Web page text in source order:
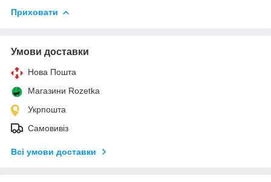
Приховати
Умови доставки
Нова Пошта
Магазини Rozetka
Укрпошта
Самовивіз
Всі умови доставки